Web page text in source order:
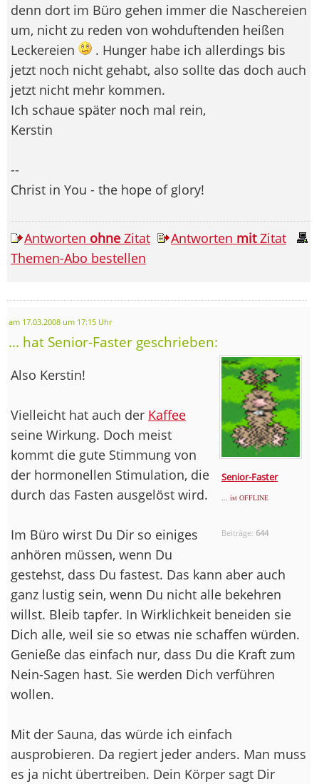
denn dort im Büro gehen immer die Naschereien
um, nicht zu reden von wohduftenden heißen
Leckereien
. Hunger habe ich allerdings bis
jetzt noch nicht gehabt, also sollte das doch auch
jetzt nicht mehr kommen.
Ich schaue später noch mal rein,
Kerstin
--
Christ in You - the hope of glory!
Antworten ohne Zitat Antworten mitZitat
Themen-Abo bestellen
am 17.03.2008 um 17:15 Uhr
... hat Senior-Faster geschrieben:
Senior-Faster
... ist OFFLINE
Beiträge:644
Also Kerstin!
Vielleicht hat auch der Kaffee
seine Wirkung. Doch meist
kommt die gute Stimmung von
der hormonellen Stimulation, die
durch das Fasten ausgelöst wird.
Im Büro wirst Du Dir so einiges
anhören müssen, wenn Du
gestehst, dass Du fastest. Das kann aber auch
ganz lustig sein, wenn Du nicht alle bekehren
willst. Bleib tapfer. In Wirklichkeit beneiden sie
Dich alle, weil sie so etwas nie schaffen würden.
Genieße das einfach nur, dass Du die Kraft zum
Nein-Sagen hast. Sie werden Dich verführen
wollen.
Mit der Sauna, das würde ich einfach
ausprobieren. Da regiert jeder anders. Man muss
es ja nicht übertreiben. Dein Körper sagt Dir